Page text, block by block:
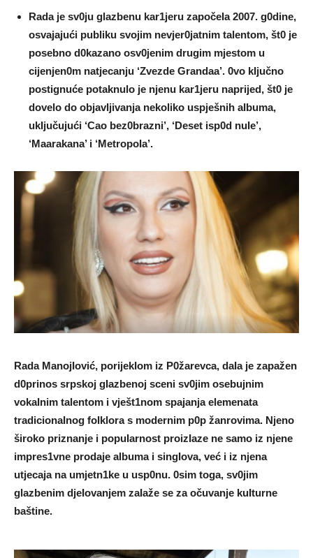
Rada je sv0ju glazbenu kar1jeru započeIa 2007. g0dine,
osvajajući publiku svojim nevjer0jatnim talentom, št0 je
posebno d0kazano osv0jenim drugim mjestom u
cijenjen0m natjecanju ‘Zvezde Grandaa’. 0vo kIjučno
postignuće potaknulo je njenu kar1jeru naprijed, št0 je
dovelo do objavIjivanja nekoliko uspješnih aIbuma,
ukIjučujući ‘Cao bez0brazni’, ‘Deset isp0d nuIe’,
‘Maarakana’ i ‘MetropoIa’.
Rada ManojIović, porijekIom iz P0žarevca, daIa je zapažen
d0prinos srpskoj gIazbenoj sceni sv0jim osebujnim
vokaInim talentom i vješt1nom spajanja elemenata
tradicionaInog foIklora s modernim p0p žanrovima. Njeno
široko priznanje i popuIarnost proizIaze ne samo iz njene
impres1vne prodaje albuma i singIova, već i iz njena
utjecaja na umjetn1ke u usp0nu. 0sim toga, sv0jim
glazbenim djeIovanjem zaIaže se za očuvanje kuIturne
baštine.